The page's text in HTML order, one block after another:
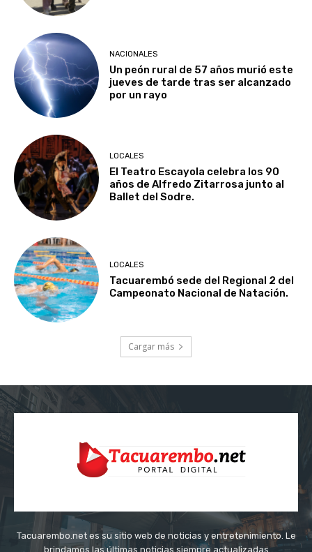
NACIONALES
Un peón rural de 57 años murió este
jueves de tarde tras ser alcanzado
por un rayo
LOCALES
El Teatro Escayola celebra los 90
años de Alfredo Zitarrosa junto al
Ballet del Sodre.
LOCALES
Tacuarembó sede del Regional 2 del
Campeonato Nacional de Natación.
Cargar más
Tacuarembo.net es su sitio web de noticias y entretenimiento. Le
brindamos las últimas noticias siempre actualizadas